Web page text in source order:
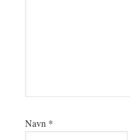
Navn *